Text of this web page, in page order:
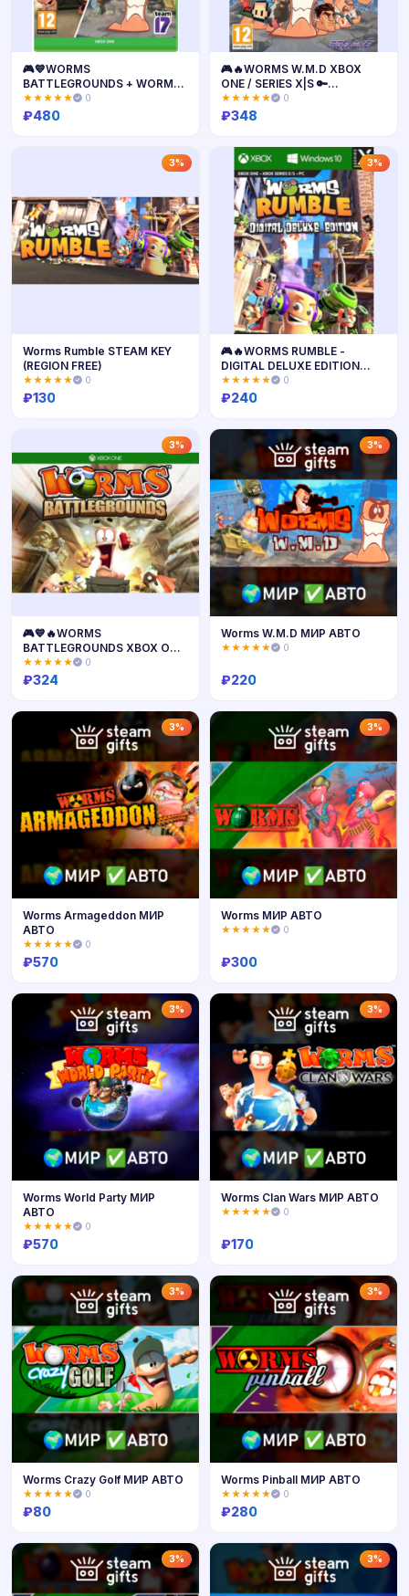
🎮💙WORMS
BATTLEGROUNDS + WORMS
W.M.D XBOX ONE/X|S🔑КЛЮЧ
AR ЛИЦЕНЗИЯ
★★★★★ 0
₽480
Купить
🎮🔥WORMS W.M.D XBOX
ONE / SERIES X|S 🔑
КЛЮЧ+ПОМОЩЬ🔥
★★★★★ 0
₽348
3%
Worms Rumble STEAM KEY
(REGION FREE)
★★★★★ 0
₽130
3%
Купить
🎮🔥WORMS RUMBLE -
DIGITAL DELUXE EDITION
XBOX🔑Ключ🔥
★★★★★ 0
₽240
3%
Купить
🎮💙🔥WORMS
BATTLEGROUNDS XBOX ONE
/ SERIES X|S 🔑КЛЮЧ AR
ЛИЦЕНЗИЯ🔥
★★★★★ 0
₽324
3%
Купить
Worms W.M.D МИР АВТО
★★★★★ 0
₽220
3%
Купить
Worms Armageddon МИР
АВТО
★★★★★ 0
₽570
3%
Купить
Worms МИР АВТО
★★★★★ 0
₽300
3%
Купить
Worms World Party МИР
АВТО
★★★★★ 0
₽570
3%
Купить
Worms Clan Wars МИР АВТО
★★★★★ 0
₽170
3%
Купить
Worms Crazy Golf МИР АВТО
★★★★★ 0
₽80
3%
Купить
Worms Pinball МИР АВТО
★★★★★ 0
₽280
3% 3%